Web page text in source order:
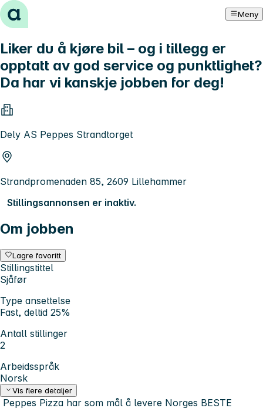
Hopp til innhold Meny
Liker du å kjøre bil – og i tillegg er
opptatt av god service og punktlighet?
Da har vi kanskje jobben for deg!
Dely AS Peppes Strandtorget
Strandpromenaden 85, 2609 Lillehammer
Stillingsannonsen er inaktiv.
Om jobben
Lagre favoritt
Stillingstittel
Sjåfør
Type ansettelse
Fast, deltid 25%
Antall stillinger
2
Arbeidsspråk
Norsk
Vis flere detaljer
Peppes Pizza har som mål å levere Norges BESTE